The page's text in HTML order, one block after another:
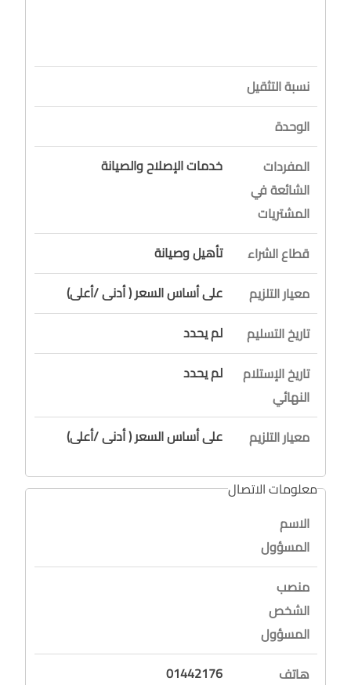
نسبة التثقيل
الوحدة
المفردات
الشائعة في
المشتريات
خدمات الإصلاح والصيانة
قطاع الشراء
تأهيل وصيانة
معيار التلزيم
على أساس السعر ( أدنى /أعلى)
تاريخ التسليم
لم يحدد
تاريخ الإستلام
النهائي
لم يحدد
معيار التلزيم على أساس السعر ( أدنى /أعلى)
معلومات الاتصال
الاسم
المسؤول
منصب
الشخص
المسؤول
هاتف
01442176